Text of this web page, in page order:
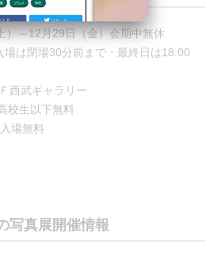
）～12月29日（金）会期中無休
は閉場30分前まで・最終日は18:00
西武ギャラリー
校生以下無料
場無料
写真展開催情報